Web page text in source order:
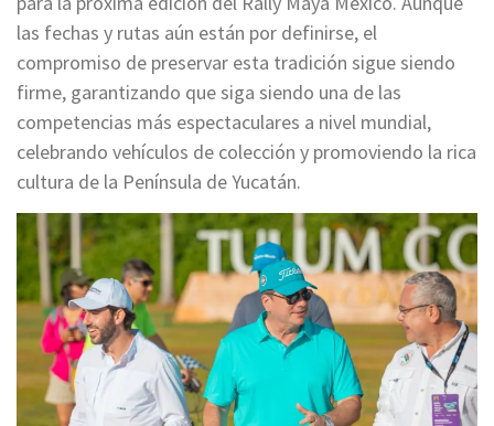
las fechas y rutas aún están por definirse, el
compromiso de preservar esta tradición sigue siendo
firme, garantizando que siga siendo una de las
competencias más espectaculares a nivel mundial,
celebrando vehículos de colección y promoviendo la rica
cultura de la Península de Yucatán.